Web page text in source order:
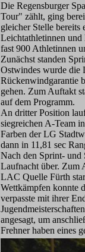
Die Regensburger
Tour" zählt, ging
gleicher Stelle bereits
Leichtathletinnen und
fast 900 Athletinnen
Zunächst standen
Ostwindes wurde die
Rückenwindgarantie
gehen. Zum Auftakt
auf dem Programm.
An dritter Position
siegreichen A-Team
Farben der LG
dann in 11,81 sec
Nach den Sprint- und
Laufnacht über. Zum
LAC Quelle Fürth
Wettkämpfen konnte
verpasste mit ihrer
angesagt, um
Frehner haben eines